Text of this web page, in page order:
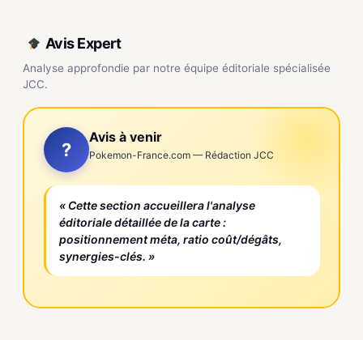
Avis Expert
Analyse approfondie par notre équipe éditoriale spécialisée
JCC.
?
Avis à venir
Pokemon-France.com — Rédaction JCC
« Cette section accueillera l'analyse
éditoriale détaillée de la carte :
positionnement méta, ratio coût/dégâts,
synergies-clés. »